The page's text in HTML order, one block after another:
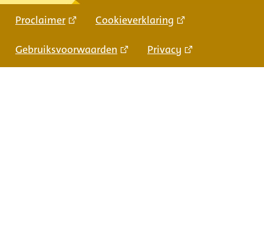
Proclaimer Cookieverklaring
Gebruiksvoorwaarden Privacy